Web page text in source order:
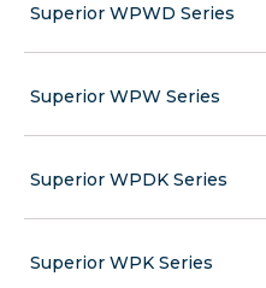
Superior WPWD Series
Superior WPW Series
Superior WPDK Series
Superior WPK Series